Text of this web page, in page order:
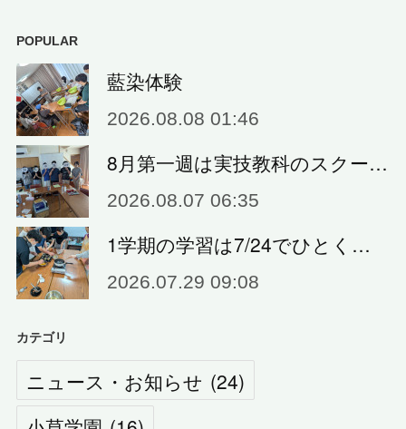
POPULAR
藍染体験
2026.08.08 01:46
8月第一週は実技教科のスクー…
2026.08.07 06:35
1学期の学習は7/24でひとく…
2026.07.29 09:08
カテゴリ
ニュース・お知らせ (24)